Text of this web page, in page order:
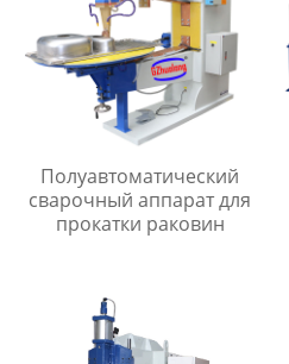
Полуавтоматический
сварочный аппарат для
прокатки раковин